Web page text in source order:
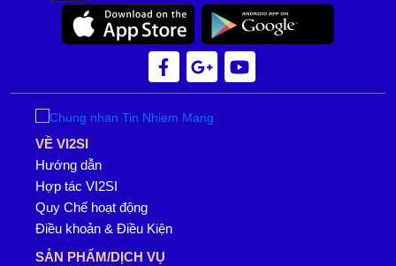
VỀ VI2SI
Hướng dẫn
Hợp tác VI2SI
Quy Chế hoạt động
Điều khoản & Điều Kiện
SẢN PHẨM/DỊCH VỤ